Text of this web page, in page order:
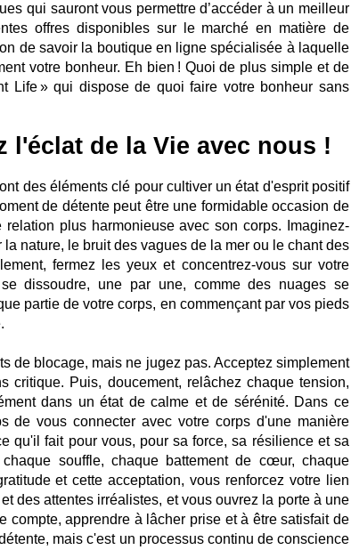
qui sauront vous permettre d’accéder à un meilleur
offres disponibles sur le marché en matière de
de savoir la boutique en ligne spécialisée à laquelle
votre bonheur. Eh bien ! Quoi de plus simple et de
Life » qui dispose de quoi faire votre bonheur sans
l'éclat de la Vie avec nous !
des éléments clé pour cultiver un état d'esprit positif
de détente peut être une formidable occasion de
plus harmonieuse avec son corps. Imaginez-
la nature, le bruit des vagues de la mer ou le chant des
fermez les yeux et concentrez-vous sur votre
dissoudre, une par une, comme des nuages se
partie de votre corps, en commençant par vos pieds
de blocage, mais ne jugez pas. Acceptez simplement
critique. Puis, doucement, relâchez chaque tension,
dans un état de calme et de sérénité. Dans ce
de vous connecter avec votre corps d'une manière
qu'il fait pour vous, pour sa force, sa résilience et sa
souffle, chaque battement de cœur, chaque
et cette acceptation, vous renforcez votre lien
des attentes irréalistes, et vous ouvrez la porte à une
apprendre à lâcher prise et à être satisfait de
mais c'est un processus continu de conscience